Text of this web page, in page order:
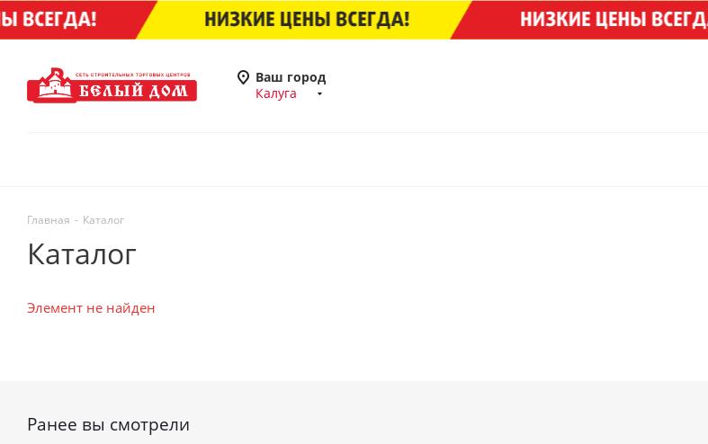
Ваш город
Калуга
Главная - Каталог
Каталог
Элемент не найден
Ранее вы смотрели